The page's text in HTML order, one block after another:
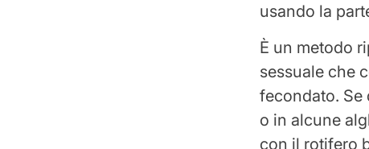
usando la
È un metodo
sessuale che
fecondato. Se
o in alcune
con il rotifero